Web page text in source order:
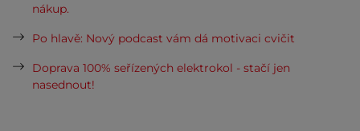
nákup.
Po hlavě: Nový podcast vám dá motivaci cvičit
Doprava 100% seřízených elektrokol - stačí jen
nasednout!